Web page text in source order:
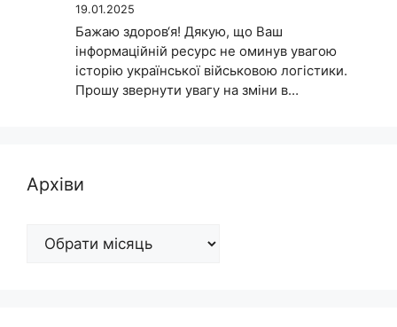
19.01.2025
Бажаю здоров‘я! Дякую, що Ваш
інформаційній ресурс не оминув увагою
історію української військовою логістики.
Прошу звернути увагу на зміни в…
Архіви
Архіви